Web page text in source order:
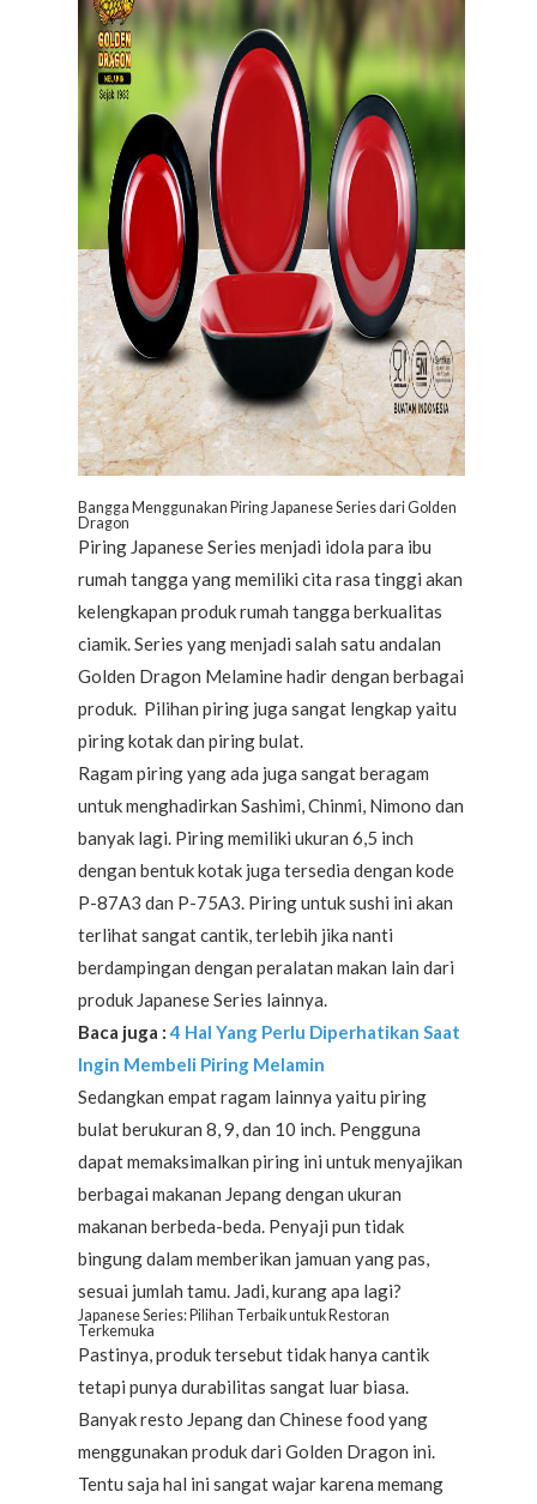
Bangga Menggunakan Piring Japanese Series dari Golden
Dragon
Piring Japanese Series menjadi idola para ibu
rumah tangga yang memiliki cita rasa tinggi akan
kelengkapan produk rumah tangga berkualitas
ciamik. Series yang menjadi salah satu andalan
Golden Dragon Melamine hadir dengan berbagai
produk. Pilihan piring juga sangat lengkap yaitu
piring kotak dan piring bulat.
Ragam piring yang ada juga sangat beragam
untuk menghadirkan Sashimi, Chinmi, Nimono dan
banyak lagi. Piring memiliki ukuran 6,5 inch
dengan bentuk kotak juga tersedia dengan kode
P-87A3 dan P-75A3. Piring untuk sushi ini akan
terlihat sangat cantik, terlebih jika nanti
berdampingan dengan peralatan makan lain dari
produk Japanese Series lainnya.
Baca juga :4 Hal Yang Perlu Diperhatikan Saat
Ingin Membeli Piring Melamin
Sedangkan empat ragam lainnya yaitu piring
bulat berukuran 8, 9, dan 10 inch. Pengguna
dapat memaksimalkan piring ini untuk menyajikan
berbagai makanan Jepang dengan ukuran
makanan berbeda-beda. Penyaji pun tidak
bingung dalam memberikan jamuan yang pas,
sesuai jumlah tamu. Jadi, kurang apa lagi?
Japanese Series: Pilihan Terbaik untuk Restoran
Terkemuka
Pastinya, produk tersebut tidak hanya cantik
tetapi punya durabilitas sangat luar biasa.
Banyak resto Jepang dan Chinese food yang
menggunakan produk dari Golden Dragon ini.
Tentu saja hal ini sangat wajar karena memang